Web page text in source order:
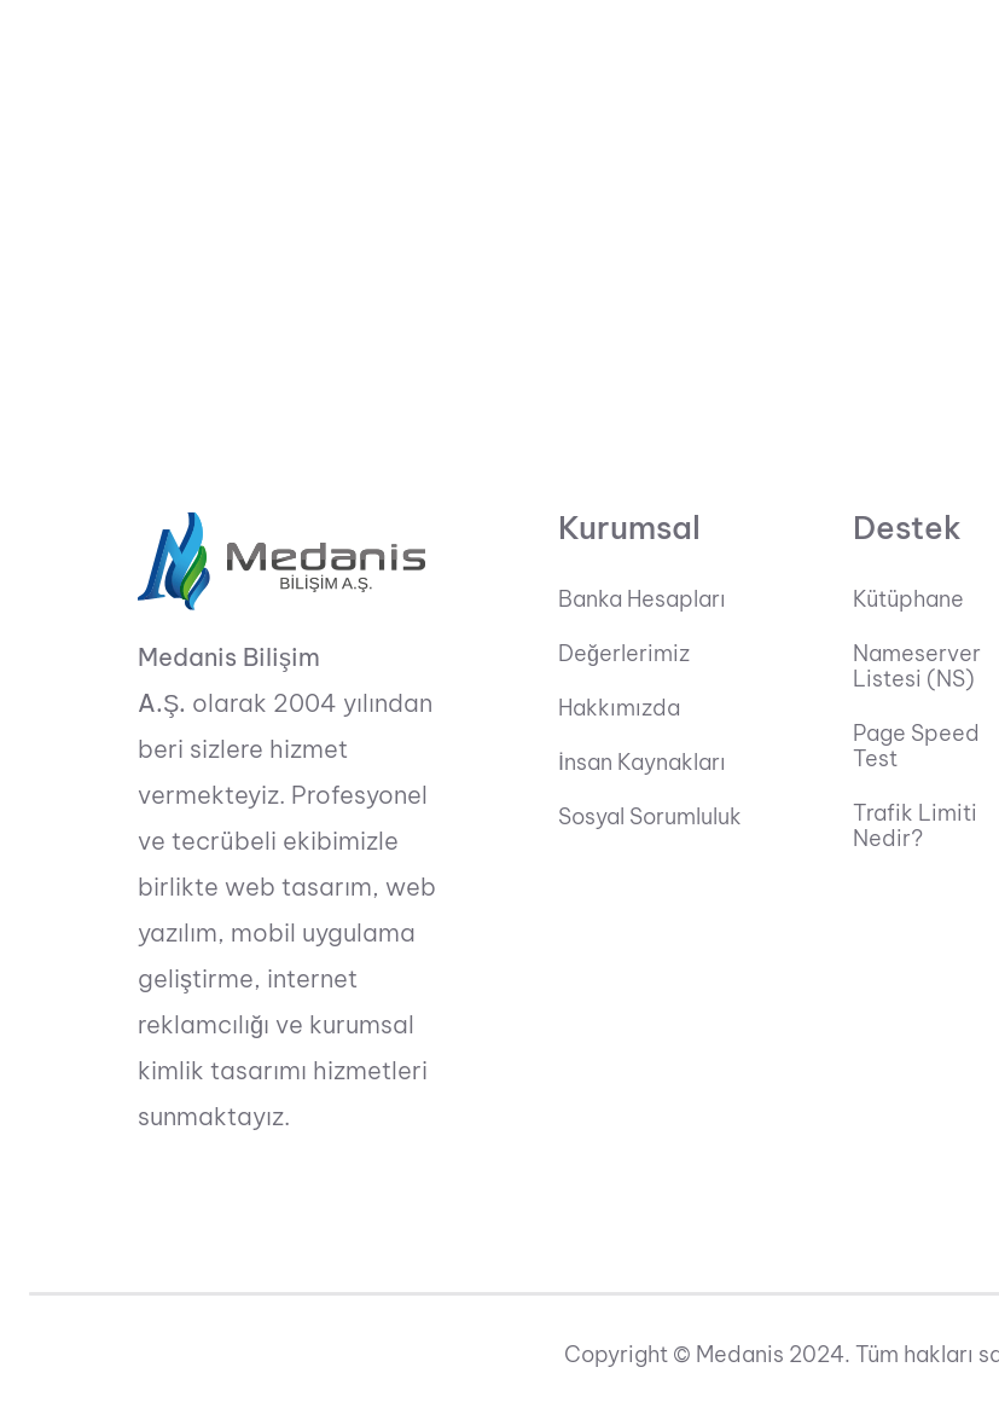
Medanis Bilişim
A.Ş. olarak 2004 yılından
beri sizlere hizmet
vermekteyiz. Profesyonel
ve tecrübeli ekibimizle
birlikte web tasarım, web
yazılım, mobil uygulama
geliştirme, internet
reklamcılığı ve kurumsal
kimlik tasarımı hizmetleri
sunmaktayız.
Kurumsal
Banka Hesapları
Değerlerimiz
Hakkımızda
İnsan Kaynakları
Sosyal Sorumluluk
Destek
Kütüphane
Nameserver
Listesi (NS)
Page Speed
Test
Trafik Limiti
Nedir?
Copyright © Medanis 2024. Tüm hakları